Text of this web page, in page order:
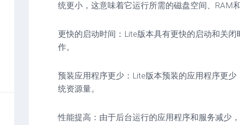
统更小，这意味着它运行所需的磁盘空间、RAM
更快的启动时间：Lite版本具有更快的启动和关
作。
预装应用程序更少：Lite版本预装的应用程序更
统资源量。
性能提高：由于后台运行的应用程序和服务减少